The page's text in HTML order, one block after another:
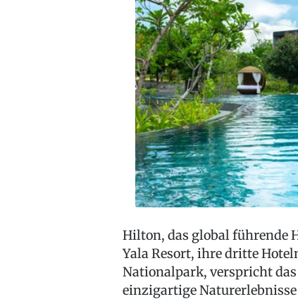
Hilton, das global führende
Yala Resort, ihre dritte
Nationalpark, verspricht
einzigartige